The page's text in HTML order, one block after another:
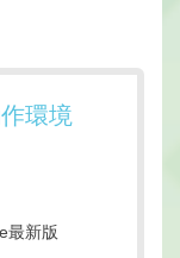
環境
最新版